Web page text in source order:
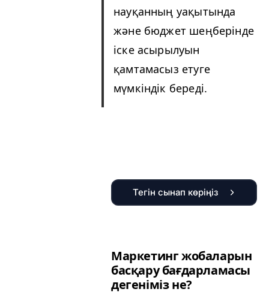
науқанның уақытында
және бюджет шеңберінде
іске асырылуын
қамтамасыз етуге
мүмкіндік береді.
Тегін сынап көріңіз
Маркетинг жобаларын
басқару бағдарламасы
дегеніміз не?